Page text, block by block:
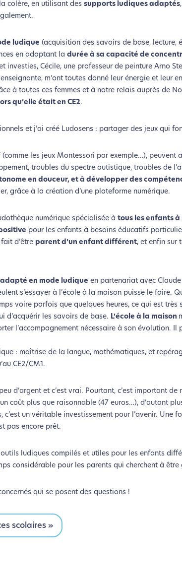
ça vous concerne
les besoins énergétiques nécessaires
très peu nos serveurs et vous deviendrez ainsi
Activer le Mode Eco Annuler
colère, en utilisant des supports ludiques adaptés
ludique (acquisition des savoirs de base, lecture,
en adaptant la durée à sa capacité de
investies, Cécile, une professeur de peinture Arno
m’ont toutes donné leur énergie et leur
à toutes ces femmes et à notre relais auprès de
qu’elle était en CE2.
et j’ai créé Ludosens : partager des jeux qui
les jeux Montessori par exemple…), peuvent
troubles du spectre autistique, troubles de
en douceur, et à développer des
grâce à la création d’une plateforme numérique.
numérique spécialisée à tous les enfants
pour les enfants à besoins éducatifs
d’être parent d’un enfant différent, et enfin sur
adapté en mode ludique en partenariat avec
s’essayer à l’école à la maison puisse le faire.
voire parfois que quelques heures, ce qui est très
d’acquérir les savoirs de base. L’école à la maison
l’accompagnement nécessaire à son évolution. Il
: maîtrise de la langue, mathématiques, et
CE2/CM1.
d’argent et c’est vrai. Pourtant, c’est important de
coût plus que raisonnable (47 euros…), d’autant
un véritable investissement pour l’avenir. Une
pas encore prêt.
ludiques compilés et utiles pour les enfants
considérable pour les parents qui cherchent à
qui se posent des questions !
scolaires »